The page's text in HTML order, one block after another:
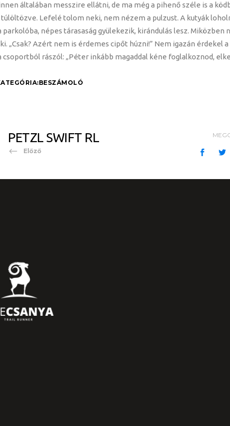
általában messzire ellátni, de ma még a pihenő széle is a
túlöltözve. Lefelé tolom neki, nem nézem a pulzust. A kutyák
parkolóba, népes tárasaság gyülekezik, kirándulás lesz.
„Csak? Azért nem is érdemes cipőt húzni!” Nem igazán
csoportból rászól: „Péter inkább magaddal kéne foglalkoznod,
BESZÁMOLÓ
PETZL SWIFT RL
Előző